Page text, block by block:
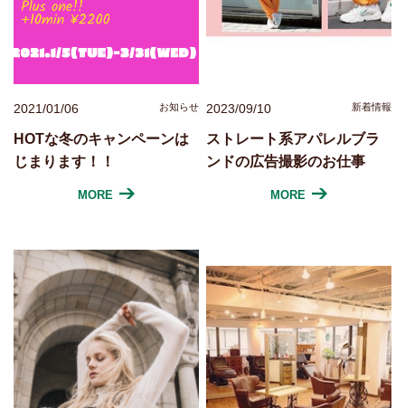
2021/01/06 お知らせ
HOTな冬のキャンペーンは
じまります！！
MORE
2023/09/10 新着情報
ストレート系アパレルブラ
ンドの広告撮影のお仕事
MORE